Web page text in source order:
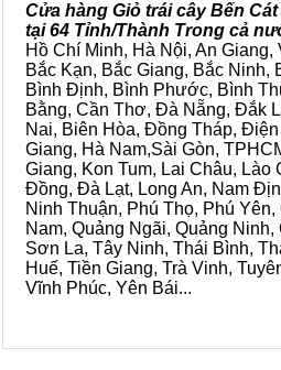
Cửa hàng Giỏ trái cây Bến
tại 64 Tỉnh/Thành Trong cả
Hồ Chí Minh, Hà Nội, An Giang,
Bắc Kạn, Bắc Giang, Bắc Ninh,
Bình Định, Bình Phước, Bình
Bằng, Cần Thơ, Đà Nẵng, Đắk
Nai, Biên Hòa, Đồng Tháp,
Giang, Hà Nam,Sài Gòn,
Giang, Kon Tum, Lai Châu, Lào
Đồng, Đà Lạt, Long An, Nam
Ninh Thuận, Phú Thọ, Phú
Nam, Quảng Ngãi, Quảng Ninh,
Sơn La, Tây Ninh, Thái Bình,
Huế, Tiền Giang, Trà Vinh,
Vĩnh Phúc, Yên Bái...